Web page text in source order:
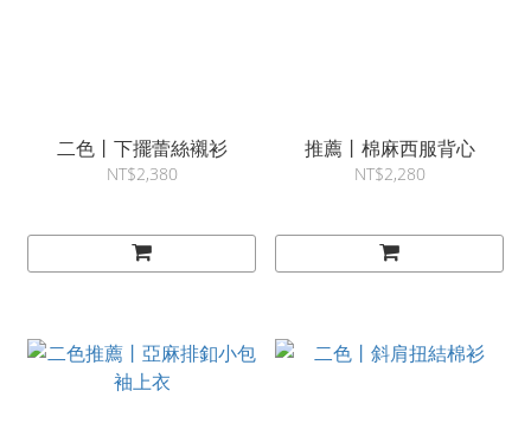
二色丨下擺蕾絲襯衫
NT$2,380
推薦丨棉麻西服背心
NT$2,280